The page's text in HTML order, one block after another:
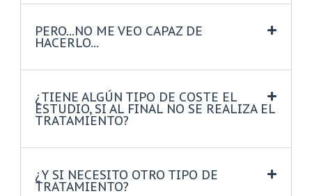
PERO...NO ME VEO CAPAZ DE
HACERLO...
¿TIENE ALGÚN TIPO DE COSTE EL
ESTUDIO, SI AL FINAL NO SE REALIZA EL
TRATAMIENTO?
¿Y SI NECESITO OTRO TIPO DE
TRATAMIENTO?